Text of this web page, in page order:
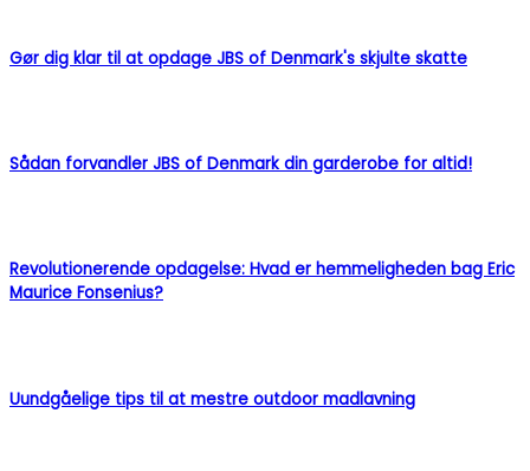
Gør dig klar til at opdage JBS of Denmark's skjulte skatte
Sådan forvandler JBS of Denmark din garderobe for altid!
Revolutionerende opdagelse: Hvad er hemmeligheden bag Eric
Maurice Fonsenius?
Uundgåelige tips til at mestre outdoor madlavning